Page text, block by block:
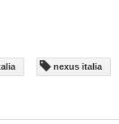
nexus italia